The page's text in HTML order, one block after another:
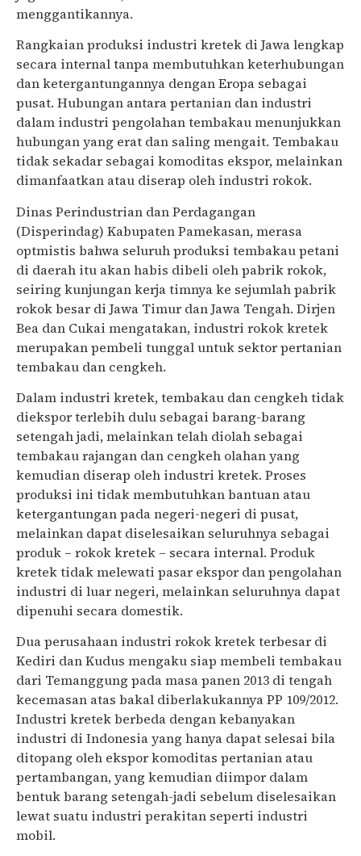
menggantikannya.
Rangkaian produksi industri kretek di Jawa lengkap
secara internal tanpa membutuhkan keterhubungan
dan ketergantungannya dengan Eropa sebagai
pusat. Hubungan antara pertanian dan industri
dalam industri pengolahan tembakau menunjukkan
hubungan yang erat dan saling mengait. Tembakau
tidak sekadar sebagai komoditas ekspor, melainkan
dimanfaatkan atau diserap oleh industri rokok.
Dinas Perindustrian dan Perdagangan
(Disperindag) Kabupaten Pamekasan, merasa
optmistis bahwa seluruh produksi tembakau petani
di daerah itu akan habis dibeli oleh pabrik rokok,
seiring kunjungan kerja timnya ke sejumlah pabrik
rokok besar di Jawa Timur dan Jawa Tengah. Dirjen
Bea dan Cukai mengatakan, industri rokok kretek
merupakan pembeli tunggal untuk sektor pertanian
tembakau dan cengkeh.
Dalam industri kretek, tembakau dan cengkeh tidak
diekspor terlebih dulu sebagai barang-barang
setengah jadi, melainkan telah diolah sebagai
tembakau rajangan dan cengkeh olahan yang
kemudian diserap oleh industri kretek. Proses
produksi ini tidak membutuhkan bantuan atau
ketergantungan pada negeri-negeri di pusat,
melainkan dapat diselesaikan seluruhnya sebagai
produk – rokok kretek – secara internal. Produk
kretek tidak melewati pasar ekspor dan pengolahan
industri di luar negeri, melainkan seluruhnya dapat
dipenuhi secara domestik.
Dua perusahaan industri rokok kretek terbesar di
Kediri dan Kudus mengaku siap membeli tembakau
dari Temanggung pada masa panen 2013 di tengah
kecemasan atas bakal diberlakukannya PP 109/2012.
Industri kretek berbeda dengan kebanyakan
industri di Indonesia yang hanya dapat selesai bila
ditopang oleh ekspor komoditas pertanian atau
pertambangan, yang kemudian diimpor dalam
bentuk barang setengah-jadi sebelum diselesaikan
lewat suatu industri perakitan seperti industri
mobil.